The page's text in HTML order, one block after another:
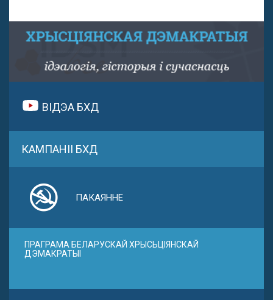
ВІДЭА БХД
КАМПАНІІ БХД
ПАКАЯННЕ
ПРАГРАМА БЕЛАРУСКАЙ ХРЫСЬЦІЯНСКАЙ
ДЭМАКРАТЫІ